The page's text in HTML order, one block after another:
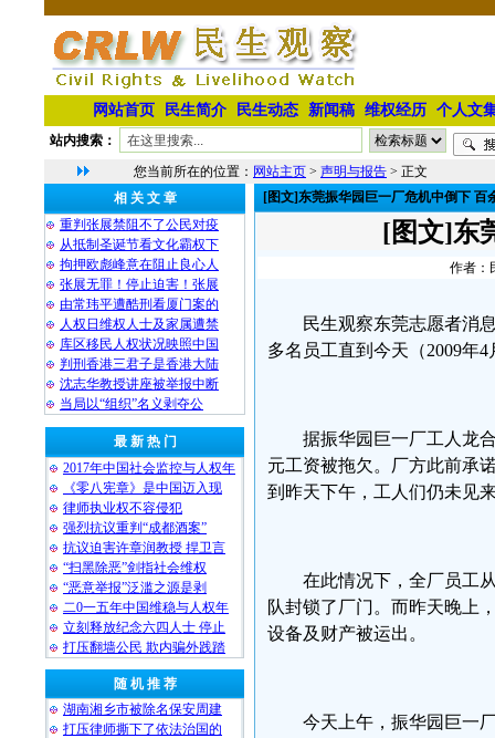
网站首页 民生简介 民生动态 新闻稿 维权经历 个人文
站内搜索：
您当前所在的位置： 网站主页 > 声明与报告 > 正文
相 关 文 章
重判张展禁阻不了公民对疫
从抵制圣诞节看文化霸权下
拘押欧彪峰意在阻止良心人
张展无罪！停止迫害！张展
由常玮平遭酷刑看厦门案的
人权日维权人士及家属遭禁
库区移民人权状况映照中国
判刑香港三君子是香港大陆
沈志华教授讲座被举报中断
当局以“组织”名义剥夺公
最 新 热 门
2017年中国社会监控与人权年
《零八宪章》是中国迈入现
律师执业权不容侵犯
强烈抗议重判“成都酒案”
抗议迫害许章润教授 捍卫言
“扫黑除恶”剑指社会维权
“恶意举报”泛滥之源是剥
二0一五年中国维稳与人权年
立刻释放纪念六四人士 停止
打压翻墙公民 欺内骗外践踏
随 机 推 荐
湖南湘乡市被除名保安周建
打压律师撕下了依法治国的
[图文]东莞振华园巨一厂危机中倒下 百
[图文]东
作者：
民生观察东莞志愿者消
多名员工直到今天（2009年
据振华园巨一厂工人龙
元工资被拖欠。厂方此前承
到昨天下午，工人们仍未见
在此情况下，全厂员工
队封锁了厂门。而昨天晚上
设备及财产被运出。
今天上午，振华园巨一